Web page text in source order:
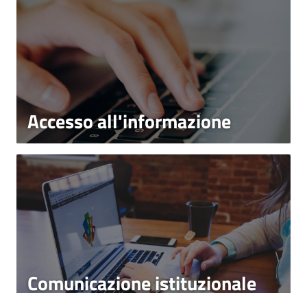
Accesso all'informazione
Comunicazione istituzionale